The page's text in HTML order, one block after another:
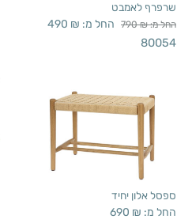
שרפרף לאמבט
החל מ: 790₪ החל מ: 490 ₪
80054
ספסל אלון יחיד
החל מ: 690 ₪